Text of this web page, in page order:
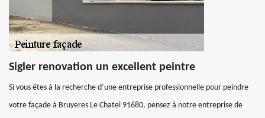
Sigler renovation un excellent peintre
Si vous êtes à la recherche d’une entreprise professionnelle pour peindre
votre façade à Bruyeres Le Chatel 91680, pensez à notre entreprise de